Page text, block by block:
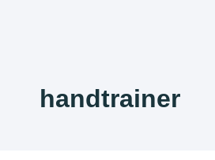
handtrainer